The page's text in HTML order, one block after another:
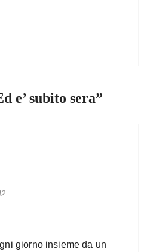
e’ subito sera”
giorno insieme da un